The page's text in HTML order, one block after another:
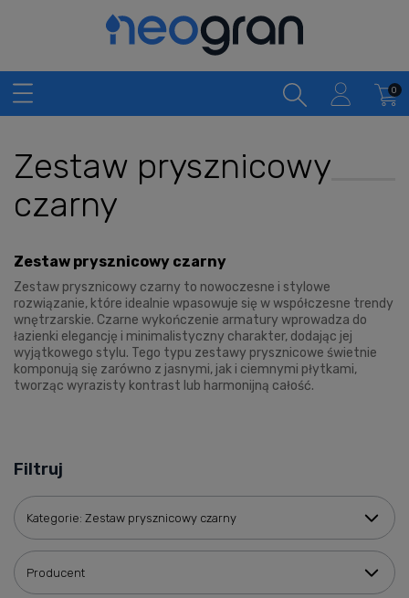
Zestaw prysznicowy
czarny
Zestaw prysznicowy czarny
Zestaw prysznicowy czarny to nowoczesne i stylowe
rozwiązanie, które idealnie wpasowuje się w współczesne trendy
wnętrzarskie. Czarne wykończenie armatury wprowadza do
łazienki elegancję i minimalistyczny charakter, dodając jej
wyjątkowego stylu. Tego typu zestawy prysznicowe świetnie
komponują się zarówno z jasnymi, jak i ciemnymi płytkami,
tworząc wyrazisty kontrast lub harmonijną całość.
Filtruj
Kategorie: Zestaw prysznicowy czarny
Producent